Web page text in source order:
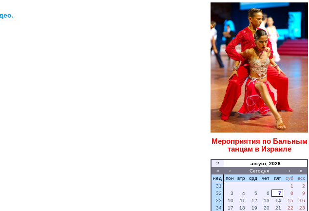
Мероприятия по Бальным
танцам в Израиле
?
август, 2026
«
‹ Сегодня ›
»
нед
пон втр срд чет пят суб
вск
31
1
2
32
3 4 5 6 7 8
9
33
10 11 12 13 14 15
16
34
17 18 19 20 21 22
23